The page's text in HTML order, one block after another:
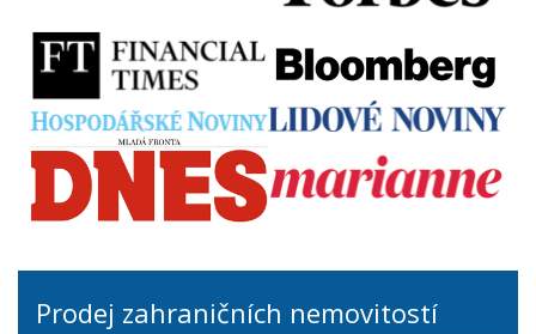
Prodej zahraničních nemovitostí